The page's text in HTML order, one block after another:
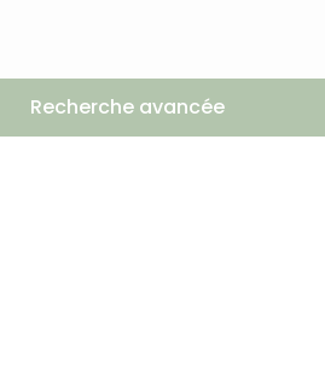
Recherche avancée